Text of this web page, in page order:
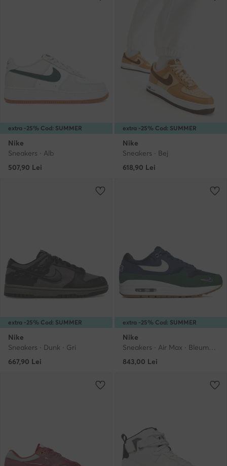
extra -25% Cod: SUMMER
Nike
Sneakers · Alb
507,90 Lei
extra -25% Cod: SUMMER
Nike
Sneakers · Bej
618,90 Lei
extra -25% Cod: SUMMER
Nike
Sneakers · Dunk · Gri
667,90 Lei
extra -25% Cod: SUMMER
Nike
Sneakers · Air Max · Bleumarin
843,00 Lei